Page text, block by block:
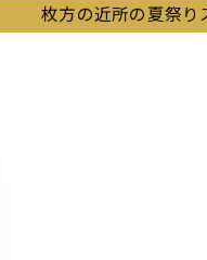
枚方の近所の夏祭り